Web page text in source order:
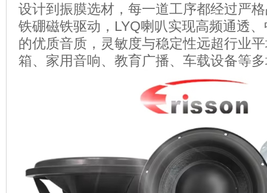
设计到振膜选材，每一道工序都经过严
铁硼磁铁驱动，LYQ喇叭实现高频通透
的优质音质，灵敏度与稳定性远超行业
箱、家用音响、教育广播、车载设备等